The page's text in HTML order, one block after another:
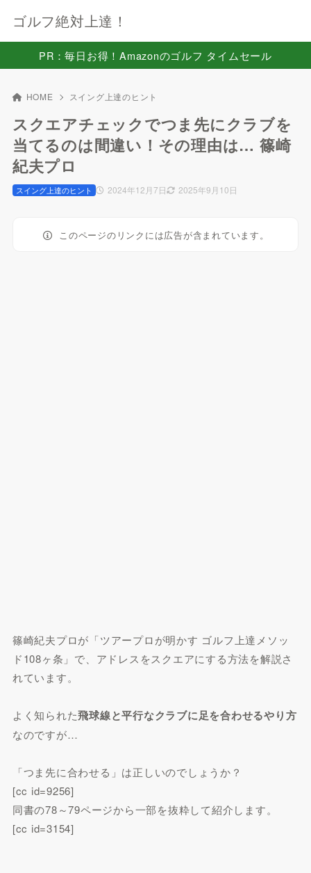
ゴルフ絶対上達！
PR：毎日お得！Amazonのゴルフ タイムセール
HOME スイング上達のヒント
スクエアチェックでつま先にクラブを
当てるのは間違い！その理由は… 篠崎
紀夫プロ
2024年12月7日 2025年9月10日
スイング上達のヒント
このページのリンクには広告が含まれています。
篠崎紀夫プロが「ツアープロが明かす ゴルフ上達メソッ
ド108ヶ条」で、アドレスをスクエアにする方法を解説さ
れています。
よく知られた飛球線と平行なクラブに足を合わせるやり方
なのですが…
「つま先に合わせる」は正しいのでしょうか？
[cc id=9256]
同書の78～79ページから一部を抜粋して紹介します。
[cc id=3154]